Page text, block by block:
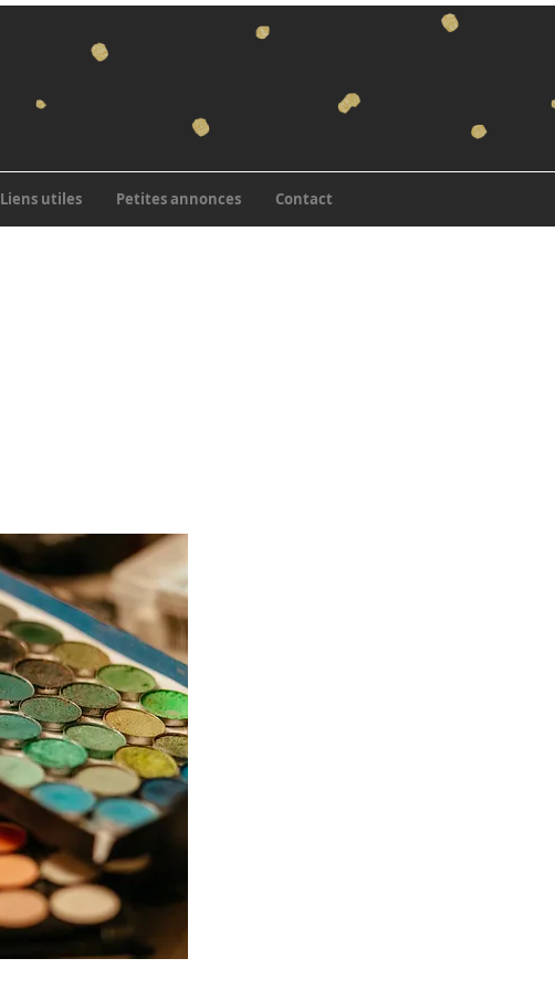
Liens utiles Petites annonces Contact